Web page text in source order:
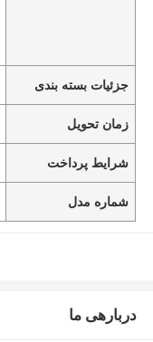
جزئیات بسته بندی
زمان تحویل
شرایط پرداخت
شماره مدل
دربارهی ما